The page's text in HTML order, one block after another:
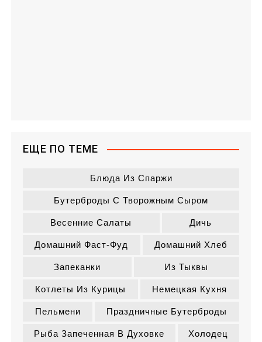
ЕЩЕ ПО ТЕМЕ
Блюда Из Спаржи
Бутерброды С Творожным Сыром
Весенние Салаты Дичь
Домашний Фаст-Фуд Домашний Хлеб
Запеканки Из Тыквы
Котлеты Из Курицы Немецкая Кухня
Пельмени Праздничные Бутерброды
Рыба Запеченная В Духовке Холодец